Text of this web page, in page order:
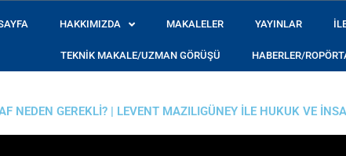
HAKKIMIZDA MAKALELER YAYINLAR
TEKNIK MAKALE/UZMAN GÖRÜŞÜ HABERLER/
NEDEN GEREKLI? | LEVENT MAZILIGÜNEY ILE HUKUK VE